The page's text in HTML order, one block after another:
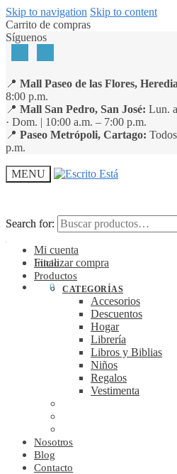
Skip to navigation Skip to content
Carrito de compras
Síguenos
📍 Mall Paseo de las Flores,
8:00 p.m.
📍 Mall San Pedro, San José: Lun.
· Dom. | 10:00 a.m. – 7:00 p.m.
📍 Paseo Metrópoli, Cartago:
p.m.
MENU
Search for:
Mi cuenta
Finalizar compra
0
Search for:
Inicio
Productos
CATEGORÍAS
Accesorios
Descuentos
Hogar
Librería
Libros y Biblias
Niños
Regalos
Vestimenta
Nosotros
Blog
Contacto